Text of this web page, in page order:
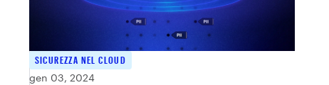
SICUREZZA NEL CLOUD
gen 03, 2024